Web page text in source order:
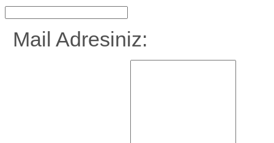
Mail Adresiniz: